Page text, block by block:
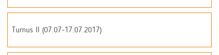
Turnus II (07.07-17.07.2017)